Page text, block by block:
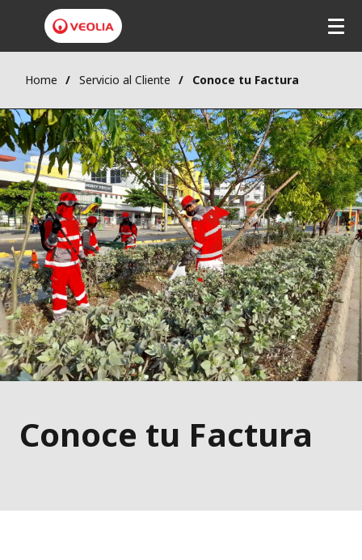
Home Servicio al Cliente Conoce tu Factura
Conoce tu Factura